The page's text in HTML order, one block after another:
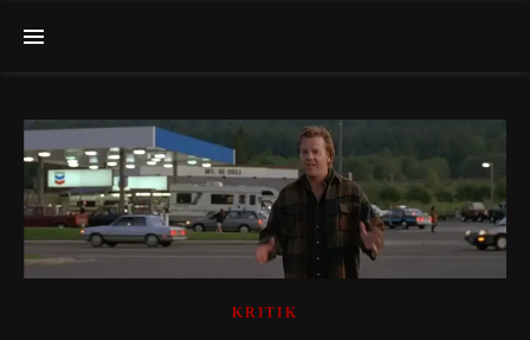
KRITIK